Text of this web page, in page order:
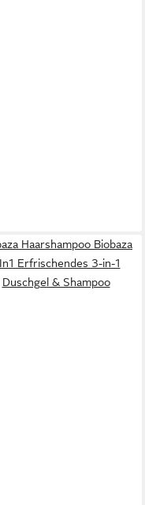
Haarshampoo Biobaza
Erfrischendes 3-in-1
Duschgel & Shampoo